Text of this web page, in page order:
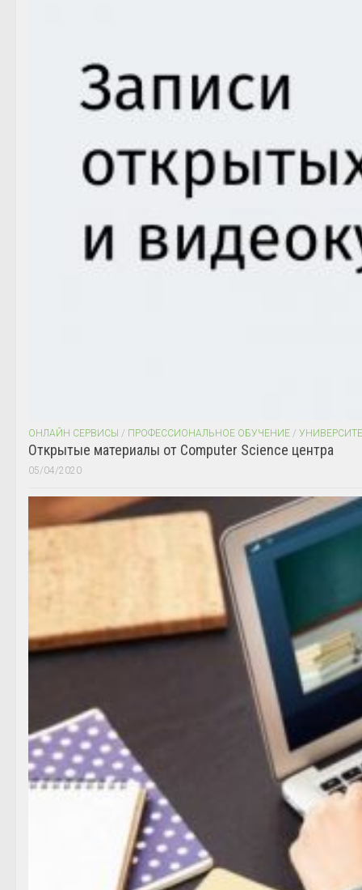
ОНЛАЙН СЕРВИСЫ / ПРОФЕССИОНАЛЬНОЕ ОБУЧЕНИЕ /
Открытые материалы от Computer Science центра
05/04/2020